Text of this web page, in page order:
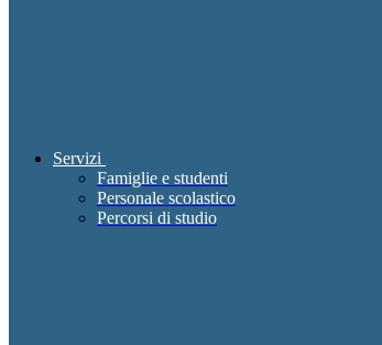
Servizi
Famiglie e studenti
Personale scolastico
Percorsi di studio